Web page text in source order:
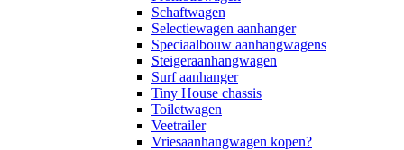
Schaftwagen
Selectiewagen aanhanger
Speciaalbouw aanhangwagens
Steigeraanhangwagen
Surf aanhanger
Tiny House chassis
Toiletwagen
Veetrailer
Vriesaanhangwagen kopen?